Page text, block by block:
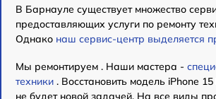
В Барнауле существует множество
предоставляющих услуги по ремонту
Однако наш сервис-центр выделяется
Мы ремонтируем . Наши мастера -
техники . Восстановить модель iPhone
не будет новой задачей. На все виды